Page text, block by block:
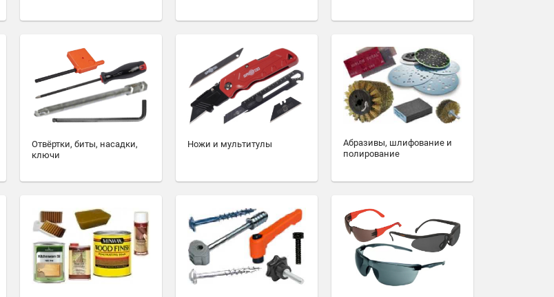
Отвёртки, биты, насадки,
ключи
Ножи и мультитулы
Абразивы, шлифование и
полирование